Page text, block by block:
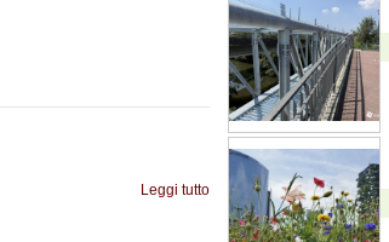
Leggi tutto